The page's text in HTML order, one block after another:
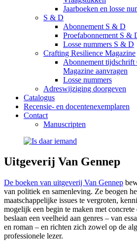
Jaarboeken en losse
S & D
Abonnement S & D
Proefabonnement S &
Losse nummers S & D
Crafting Resilience Magazine
Abonnement tijdschrift
Magazine aanvragen
Losse nummers
Adreswijziging doorgeven
Catalogus
Recensie- en docentenexemplaren
Contact
Manuscripten
Uitgeverij Van Gennep
De boeken van uitgeverij Van Gennep
van politiek en samenleving. Ze beogen
maatschappelijke issues te vergroten,
mogelijk een begin te maken met
beslaan een veelheid aan genres – van
en roman – en richten zich zowel op de
professionele lezer.